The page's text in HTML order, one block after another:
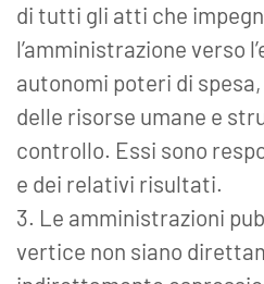
di tutti gli atti che
l’amministrazione verso
autonomi poteri di
delle risorse umane e
controllo. Essi sono
e dei relativi risultati.
3. Le amministrazioni
vertice non siano